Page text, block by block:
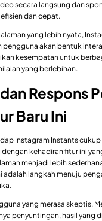
secara langsung dan
dan cepat.
yang lebih nyata,
pengguna akan bentuk
kesempatan untuk
yang berlebihan.
Respons
Baru Ini
Instagram Instants
kehadiran fitur ini
menjadi lebih
adalah langkah menuju
yang merasa skeptis.
penyuntingan, hasil yang